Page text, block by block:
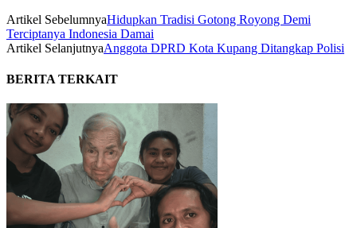
Artikel SebelumnyaHidupkan Tradisi Gotong Royong Demi
Terciptanya Indonesia Damai
Artikel SelanjutnyaAnggota DPRD Kota Kupang Ditangkap Polisi
BERITA TERKAIT